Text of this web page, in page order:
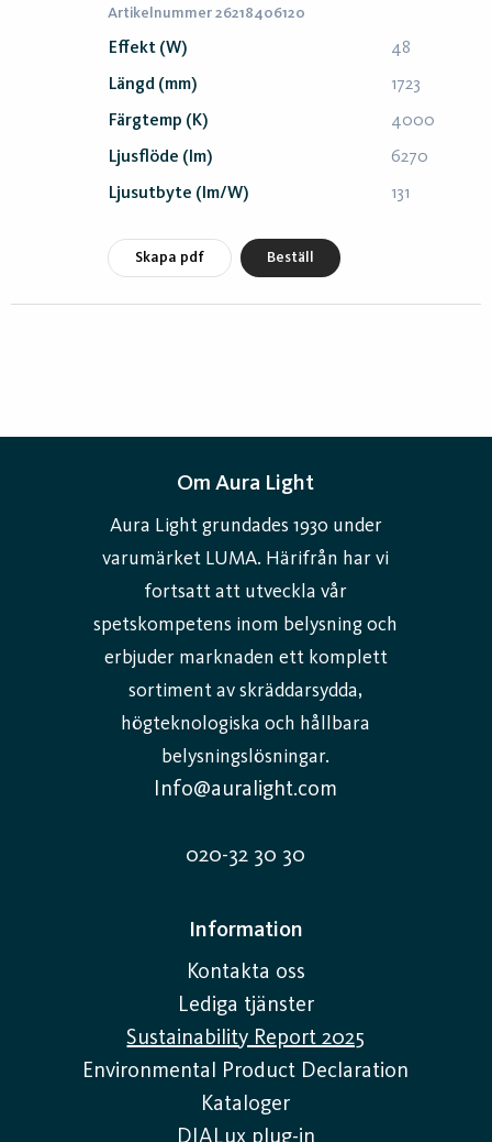
Artikelnummer 26218406120
Effekt (W) 48
Längd (mm) 1723
Färgtemp (K) 4000
Ljusflöde (lm) 6270
Ljusutbyte (lm/W) 131
Skapa pdf Beställ
Om Aura Light
Aura Light grundades 1930 under
varumärket LUMA. Härifrån har vi
fortsatt att utveckla vår
spetskompetens inom belysning och
erbjuder marknaden ett komplett
sortiment av skräddarsydda,
högteknologiska och hållbara
belysningslösningar.
Info@auralight.com
020-32 30 30
Information
Kontakta oss
Lediga tjänster
Sustainability Report 2025
Environmental Product Declaration
Kataloger